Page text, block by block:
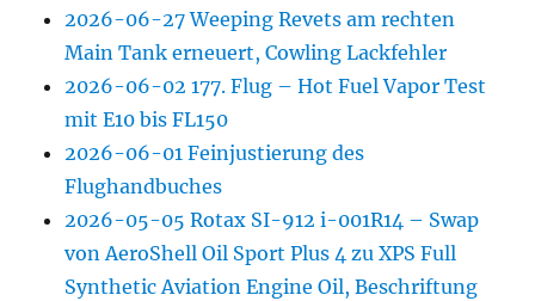
2026-06-27 Weeping Revets am rechten
Main Tank erneuert, Cowling Lackfehler
2026-06-02 177. Flug – Hot Fuel Vapor Test
mit E10 bis FL150
2026-06-01 Feinjustierung des
Flughandbuches
2026-05-05 Rotax SI-912 i-001R14 – Swap
von AeroShell Oil Sport Plus 4 zu XPS Full
Synthetic Aviation Engine Oil, Beschriftung